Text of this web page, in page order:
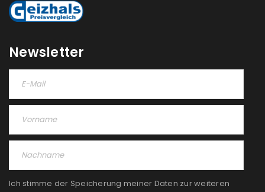
Ein Link zum Erstellen eines neuen Passworts wird an
NEWSLETTER ABONNIEREN
Please select all the ways you would like to hear from
us
Ja, ich möchte ein Kundenkonto eröffnen und
akzeptiere dieDatenschutzerklärung. *
Newsletter
Ich stimme der Speicherung meiner Daten zur weiteren